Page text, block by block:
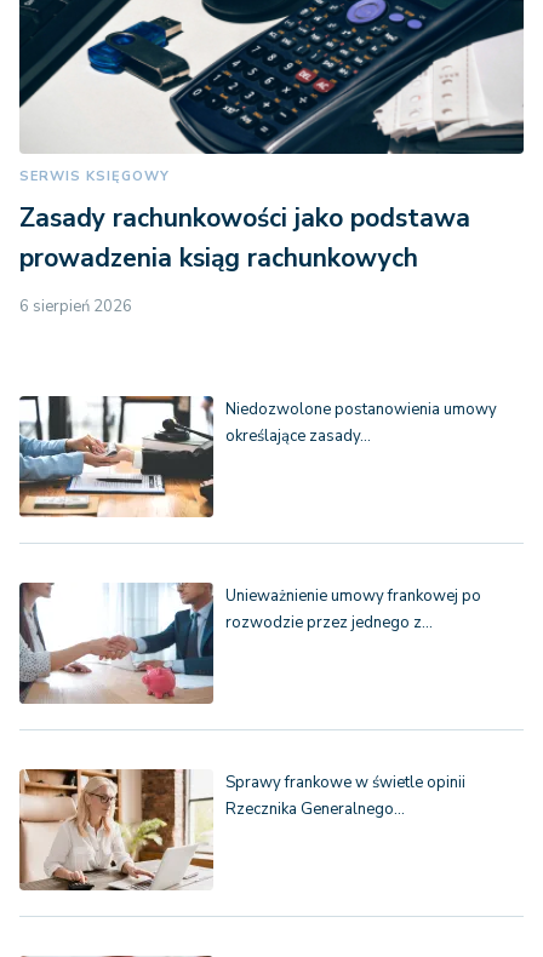
SERWIS KSIĘGOWY
Zasady rachunkowości jako podstawa
prowadzenia ksiąg rachunkowych
6 sierpień 2026
Niedozwolone postanowienia umowy
określające zasady…
Unieważnienie umowy frankowej po
rozwodzie przez jednego z…
Sprawy frankowe w świetle opinii
Rzecznika Generalnego…